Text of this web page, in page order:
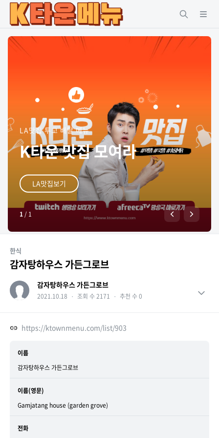
LA맛집 투고 배달 메뉴
K타운 맛집 모여라
LA맛집보기
1/ 1
한식
감자탕하우스 가든그로브
감자탕하우스 가든그로브
2021.10.18 ・ 조회 수 2171 ・ 추천 수 0
https://ktownmenu.com/list/903
이름
감자탕하우스 가든그로브
이름(영문)
Gamjatang house (garden grove)
전화